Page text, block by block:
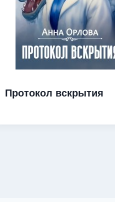
Протокол вскрытия